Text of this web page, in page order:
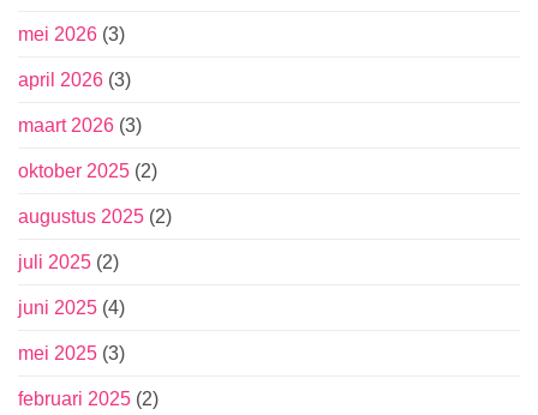
mei 2026 (3)
april 2026 (3)
maart 2026 (3)
oktober 2025 (2)
augustus 2025 (2)
juli 2025 (2)
juni 2025 (4)
mei 2025 (3)
februari 2025 (2)